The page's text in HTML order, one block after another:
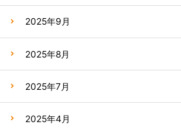
2025年9月
2025年8月
2025年7月
2025年4月